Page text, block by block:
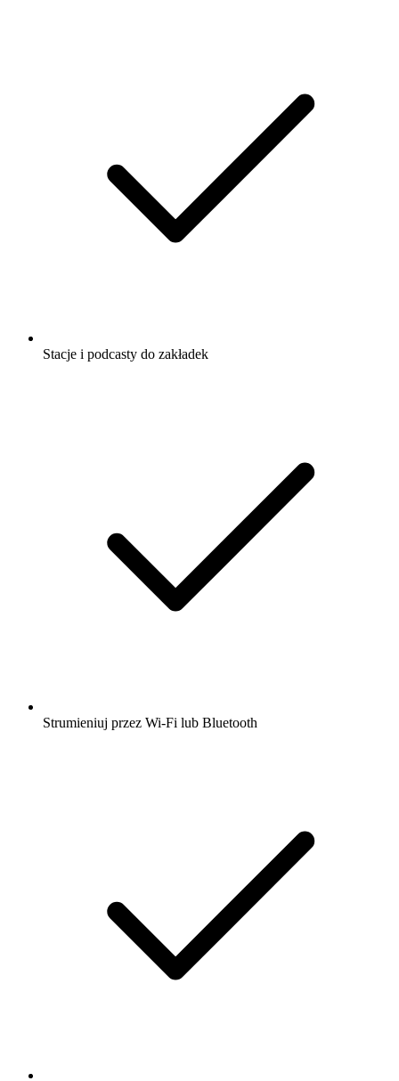
Stacje i podcasty do zakładek
Strumieniuj przez Wi-Fi lub Bluetooth